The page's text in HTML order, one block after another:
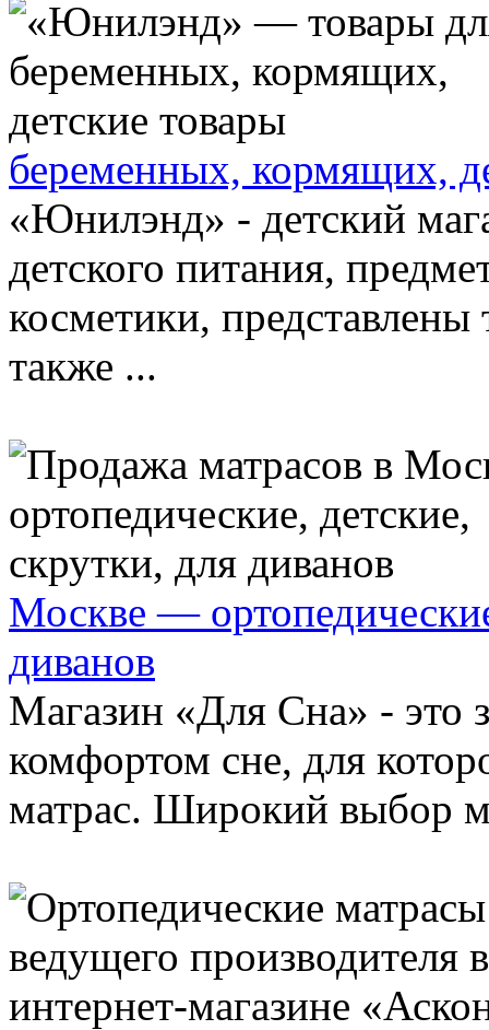
беременных, кормящих,
«Юнилэнд» - детский
детского питания,
косметики,
также ...
Москве —
диванов
Магазин «Для Сна» - это
комфортом сне, для
матрас. Широкий выбор